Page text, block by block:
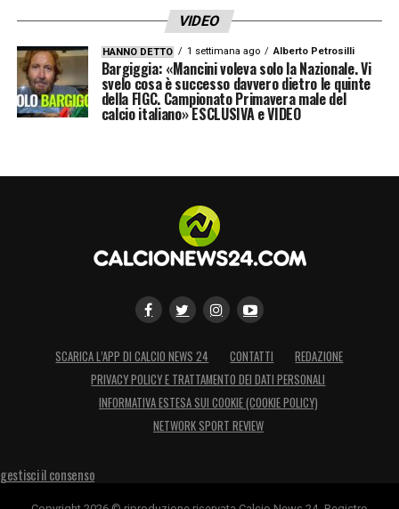
VIDEO
HANNO DETTO 1 settimana ago Alberto Petrosilli
Bargiggia: «Mancini voleva solo la Nazionale. Vi
svelo cosa è successo davvero dietro le quinte
della FIGC. Campionato Primavera male del
calcio italiano» ESCLUSIVA e VIDEO
SCARICA L’APP DI CALCIO NEWS 24 CONTATTI
REDAZIONE
PRIVACY POLICY E TRATTAMENTO DEI DATI PERSONALI
INFORMATIVA ESTESA SUI COOKIE (COOKIE POLICY)
NETWORK SPORT REVIEW
gestisci il consenso